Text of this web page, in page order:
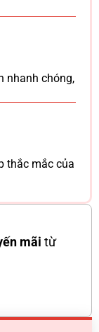
nhanh chóng,
thắc mắc của
mãi từ